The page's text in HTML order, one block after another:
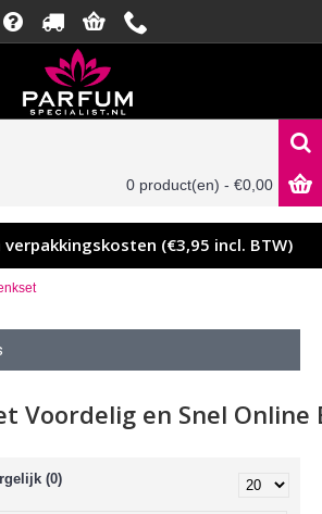
0 product(en) - €0,00
(€3,95 incl. BTW)
Voordelig en Snel Online
(0)